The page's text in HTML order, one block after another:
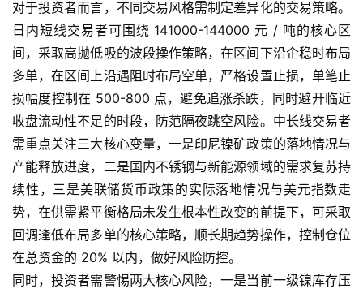
门
期
货
行
情
黄
金
期
货
对于投资者而言，不同交易风格需制定差异化的交易策略。
日内短线交易者可围绕 141000-144000 元 / 吨的核心区
间，采取高抛低吸的波段操作策略，在区间下沿企稳时布局
多单，在区间上沿遇阻时布局空单，严格设置止损，单笔止
损幅度控制在 500-800 点，避免追涨杀跌，同时避开临近
收盘流动性不足的时段，防范隔夜跳空风险。中长线交易者
需重点关注三大核心变量，一是印尼镍矿政策的落地情况与
产能释放进度，二是国内不锈钢与新能源领域的需求复苏持
续性，三是美联储货币政策的实际落地情况与美元指数走
势，在供需紧平衡格局未发生根本性改变的前提下，可采取
回调逢低布局多单的核心策略，顺长期趋势操作，控制仓位
在总资金的 20% 以内，做好风险防控。
同时，投资者需警惕两大核心风险，一是当前一级镍库存压